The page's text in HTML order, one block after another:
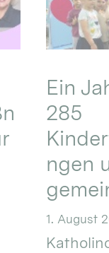
Ein
285
ngen
1. August